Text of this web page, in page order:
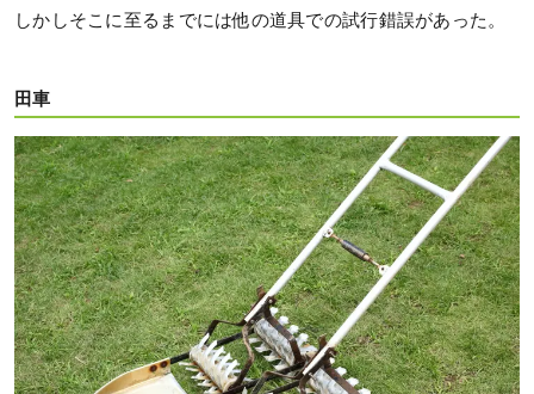
しかしそこに至るまでには他の道具での試行錯誤があった。
田車